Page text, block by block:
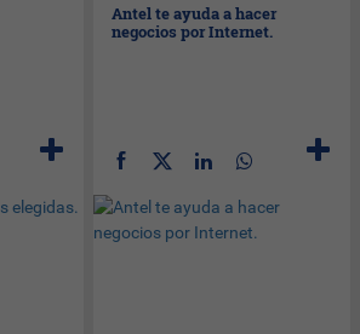
Antel te ayuda a hacer
negocios por Internet.